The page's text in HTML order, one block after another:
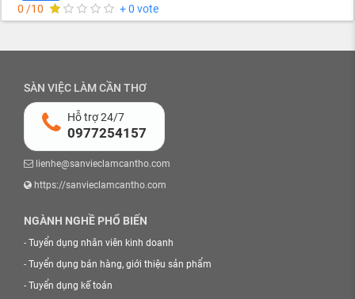
0 /10
+ 0 vote
SÀN VIỆC LÀM CẦN THƠ
Hỗ trợ 24/7
0977254157
lienhe@sanvieclamcantho.com
https://sanvieclamcantho.com
NGÀNH NGHỀ PHỔ BIẾN
- Tuyển dụng nhân viên kinh doanh
- Tuyển dụng bán hàng, giới thiệu sản phẩm
- Tuyển dụng kế toán